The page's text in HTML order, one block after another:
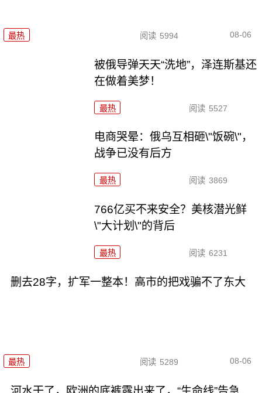
最热 阅读 5994 08-06
被俄导弹天天“洗地”，泽连斯基还
在做着美梦！
最热 阅读 5527
电商哭晕：俄乌互相砸\"饭碗\"，
战争已没有后方
最热 阅读 3869
766亿买不来安全？美核潜光鲜
\"大计划\"的背后
最热 阅读 6231
删去28字，扩军一整本！高市的把戏骗不了东大
最热 阅读 5289 08-06